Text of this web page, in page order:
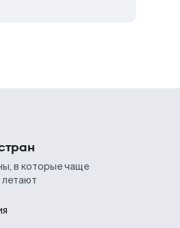
в которые чаще
летают